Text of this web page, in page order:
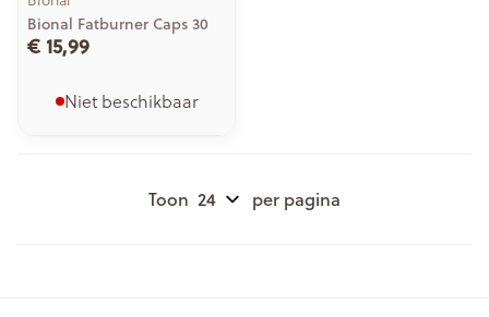
Bional Fatburner Caps 30
€ 15,99
Niet beschikbaar
Toon per pagina